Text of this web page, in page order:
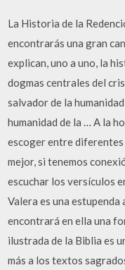
La Historia de la
encontrarás una gran
explican, uno a uno, la
dogmas centrales del
salvador de la
humanidad de la … A la
escoger entre diferentes
mejor, si tenemos
escuchar los versículos
Valera es una
encontrará en ella una
ilustrada de la Biblia es
más a los textos